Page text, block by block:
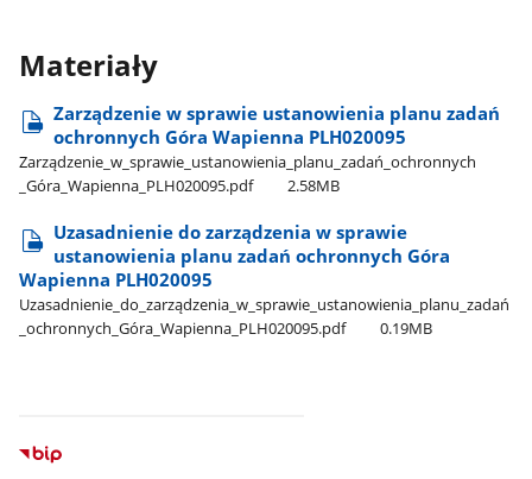
Materiały
Zarządzenie w sprawie ustanowienia planu zadań
ochronnych Góra Wapienna PLH020095
Zarządzenie​_w​_sprawie​_ustanowienia​_planu​_zadań​_ochronnych​
_Góra​_Wapienna​_PLH020095.pdf
2.58MB
Uzasadnienie do zarządzenia w sprawie
ustanowienia planu zadań ochronnych Góra
Wapienna PLH020095
Uzasadnienie​_do​_zarządzenia​_w​_sprawie​_ustanowienia​_planu​_zadań​
_ochronnych​_Góra​_Wapienna​_PLH020095.pdf
0.19MB